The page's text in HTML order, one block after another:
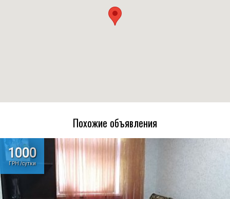
Похожие объявления
1000
ГРН /сутки